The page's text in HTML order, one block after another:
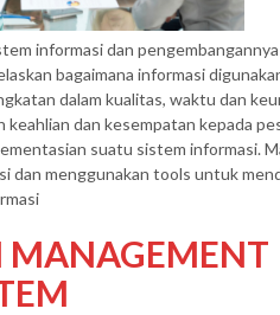
informasi dan
bagaimana informasi
dalam kualitas, waktu dan
keahlian dan kesempatan kepada
suatu sistem informasi.
dan menggunakan tools untuk
MANAGEMENT